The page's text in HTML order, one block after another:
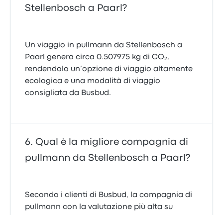
Stellenbosch a Paarl?
Un viaggio in pullmann da Stellenbosch a
Paarl genera circa 0.507975 kg di CO₂,
rendendolo un’opzione di viaggio altamente
ecologica e una modalità di viaggio
consigliata da Busbud.
Qual è la migliore compagnia di
pullmann da Stellenbosch a Paarl?
Secondo i clienti di Busbud, la compagnia di
pullmann con la valutazione più alta su